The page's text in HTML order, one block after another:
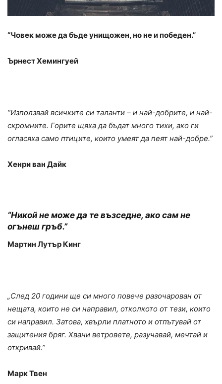
“Човек може да бъде унищожен, но не и победен.”
Ърнест Хемингуей
“Използвай всичките си таланти – и най-добрите, и най-
скромните. Горите щяха да бъдат много тихи, ако ги
огласяха само птиците, които умеят да пеят най-добре.”
Хенри ван Дайк
“Никой не може да те възседне, ако сам не
огънеш гръб.”
Мартин Лутър Кинг
„След 20 години ще си много повече разочарован от
нещата, които не си направил, отколкото от тези, които
си направил. Затова, хвърли платното и отпътувай от
защитения бряг. Хвани ветровете, разучавай, мечтай и
откривай.”
Марк Твен